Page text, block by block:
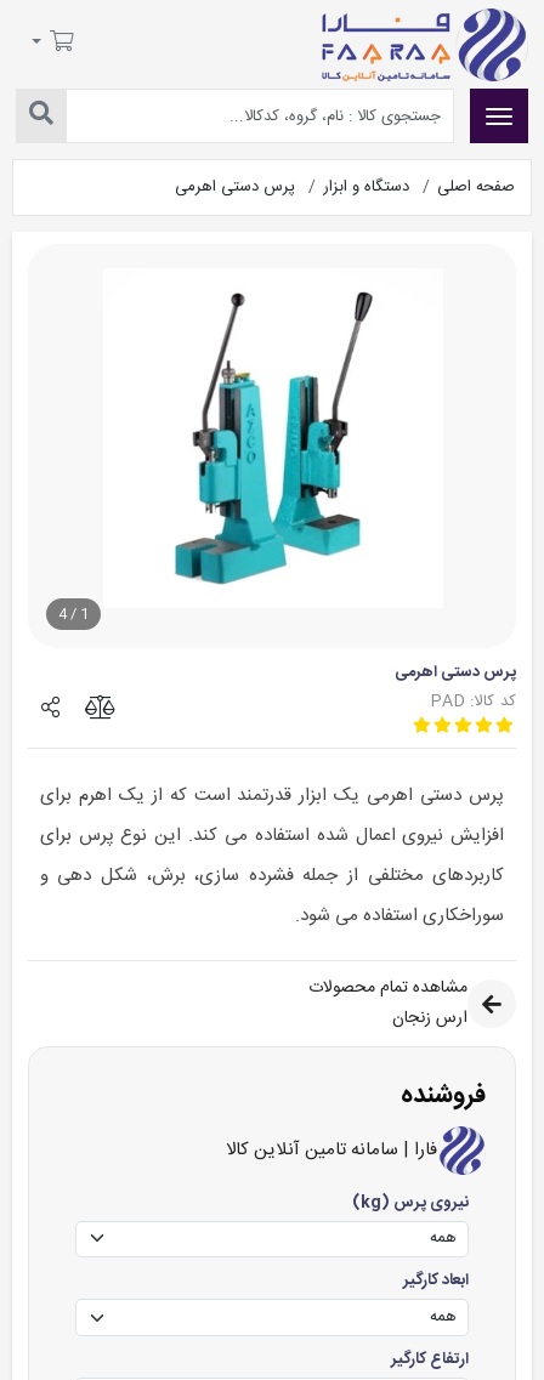
صفحه اصلی دستگاه و ابزار پرس دستی اهرمی
1
/
4
پرس دستی اهرمی
کد کالا: PAD
پرس دستی اهرمی یک ابزار قدرتمند است که از یک اهرم برای
افزایش نیروی اعمال شده استفاده می کند. این نوع پرس برای
کاربردهای مختلفی از جمله فشرده سازی، برش، شکل دهی و
سوراخکاری استفاده می شود.
مشاهده تمام محصولات
ارس زنجان
فروشنده
فارا | سامانه تامین آنلاین کالا
نیروی پرس (kg)
ابعاد کارگیر
ارتفاع کارگیر